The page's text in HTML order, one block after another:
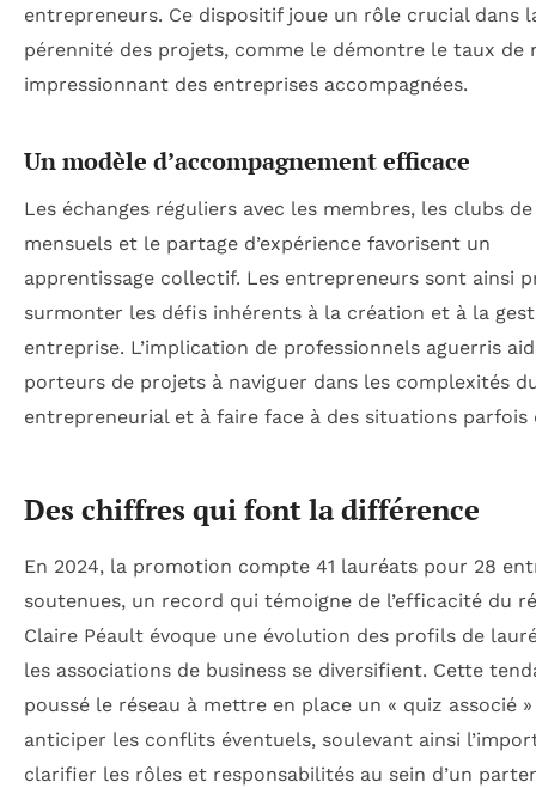
entrepreneurs. Ce dispositif joue un rôle crucial dans
pérennité des projets, comme le démontre le taux de
impressionnant des entreprises accompagnées.
Un modèle d’accompagnement efficace
Les échanges réguliers avec les membres, les clubs
mensuels et le partage d’expérience favorisent un
apprentissage collectif. Les entrepreneurs sont ainsi
surmonter les défis inhérents à la création et à la
entreprise. L’implication de professionnels aguerris
porteurs de projets à naviguer dans les complexités
entrepreneurial et à faire face à des situations parfois
Des chiffres qui font la différence
En 2024, la promotion compte 41 lauréats pour 28
soutenues, un record qui témoigne de l’efficacité du
Claire Péault évoque une évolution des profils de
les associations de business se diversifient. Cette
poussé le réseau à mettre en place un « quiz associé
anticiper les conflits éventuels, soulevant ainsi
clarifier les rôles et responsabilités au sein d’un